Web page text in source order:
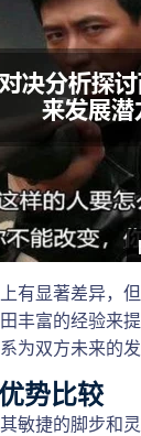
有显著差异，
丰富的经验来
为双方未来的
势比较
敏捷的脚步和